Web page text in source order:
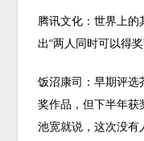
腾讯文化：世界上
出“两人同时可以得
饭沼康司：早期评选
奖作品，但下半年获
池宽就说，这次没有